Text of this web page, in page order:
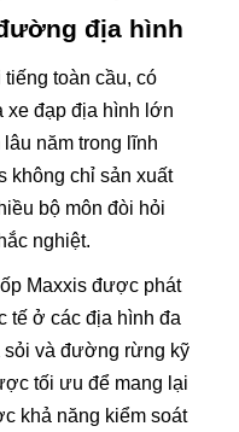
địa hình
toàn cầu, có
xe đạp địa hình lớn
năm trong lĩnh
không chỉ sản xuất
bộ môn đòi hỏi
nghiệt.
Maxxis được phát
tế ở các địa hình đa
sỏi và đường rừng kỹ
tối ưu để mang lại
khả năng kiểm soát